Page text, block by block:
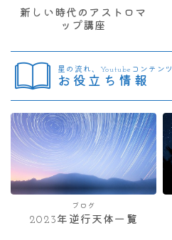
新しい時代のアストロマ
ップ講座
星の流れ、Youtubeコンテンツ
お役立ち情報
ブログ
2023年逆行天体一覧